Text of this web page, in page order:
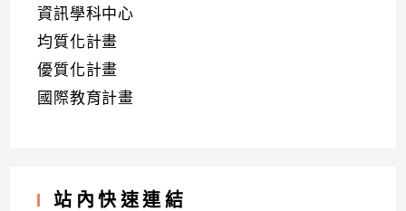
資訊學科中心
均質化計畫
優質化計畫
國際教育計畫
站內快速連結